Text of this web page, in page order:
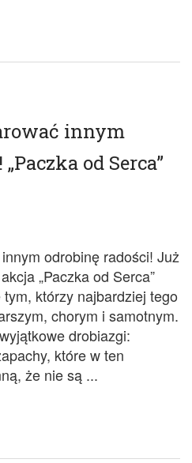
innym
od Serca”
odrobinę radości! Już
„Paczka od Serca”
którzy najbardziej tego
chorym i samotnym.
drobiazgi:
które w ten
że nie są ...